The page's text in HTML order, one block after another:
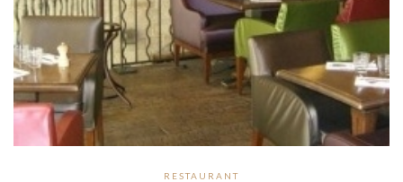
RESTAURANT